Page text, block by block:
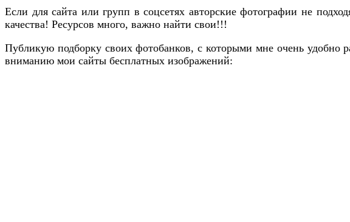
Если для сайта или групп в соцсетях авторские фотографии не
качества! Ресурсов много, важно найти свои!!!
Публикую подборку своих фотобанков, с которыми мне очень удобно
вниманию мои сайты бесплатных изображений: